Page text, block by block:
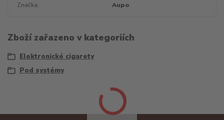
Značka Aupo
Zboží zařazeno v kategoriích
Elektronické cigarety
Pod systémy